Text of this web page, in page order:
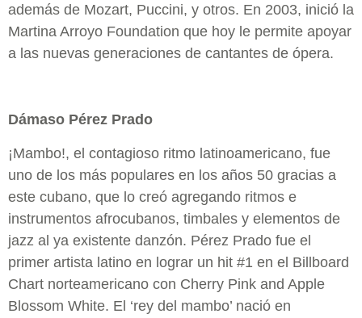
además de Mozart, Puccini, y otros. En 2003, inició la
Martina Arroyo Foundation que hoy le permite apoyar
a las nuevas generaciones de cantantes de ópera.
Dámaso Pérez Prado
¡Mambo!, el contagioso ritmo latinoamericano, fue
uno de los más populares en los años 50 gracias a
este cubano, que lo creó agregando ritmos e
instrumentos afrocubanos, timbales y elementos de
jazz al ya existente danzón. Pérez Prado fue el
primer artista latino en lograr un hit #1 en el Billboard
Chart norteamericano con Cherry Pink and Apple
Blossom White. El ‘rey del mambo’ nació en